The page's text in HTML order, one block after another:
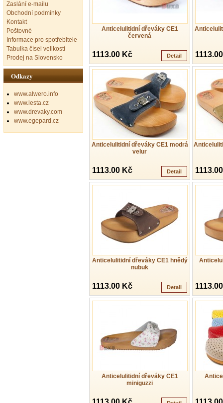
Anticelulitidní dřeváky CE1
červená
1113.00 Kč Detail
Anticelulitidní dřeváky CE1 modrá
velur
1113.00 Kč Detail
Anticelulitidní dřeváky CE1 hnědý
nubuk
1113.00 Kč Detail
Anticelulitidní dřeváky CE1
miniguzzi
Zaslání e-mailu
Obchodní podmínky
Kontakt
Poštovné
Informace pro spotřebitele
Tabulka čísel velikostí
Prodej na Slovensko
Odkazy
www.alwero.info
www.lesta.cz
www.drevaky.com
www.egepard.cz